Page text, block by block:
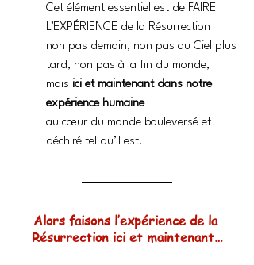
Cet élément essentiel est de FAIRE
L’EXPÉRIENCE de la Résurrection
non pas demain, non pas au Ciel plus
tard, non pas à la fin du monde,
mais ici et maintenant dans notre
expérience humaine
au cœur du monde bouleversé et
déchiré tel qu’il est.
Alors faisons l’expérience de la
Résurrection ici et maintenant…